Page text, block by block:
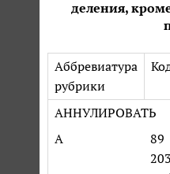
деления,
Аббревиатура
рубрики
АННУЛИРОВАТЬ
А
89
203